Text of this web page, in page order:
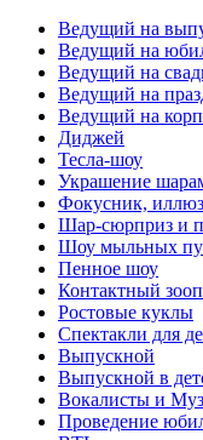
Ведущий на
Ведущий на
Ведущий на
Ведущий на
Ведущий на
Диджей
Тесла-шоу
Украшение
Фокусник,
Шар-сюрприз и
Шоу мыльных
Пенное шоу
Контактный
Ростовые куклы
Спектакли для
Выпускной
Выпускной в
Вокалисты и
Проведение